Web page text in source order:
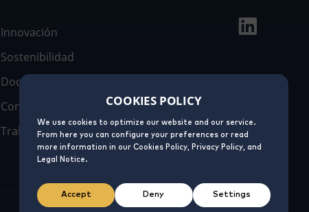
COOKIES POLICY
We use cookies to optimize our website and our service.
From here you can configure your preferences or read
more information in our Cookies Policy, Privacy Policy, and
Legal Notice.
Accept Deny Settings
Innovación
Sostenibilidad
Documentación
Contacto
Trabaja con nosotros